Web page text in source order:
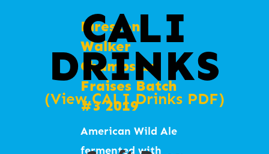
CALI
DRINKS
(View CALI Drinks PDF)
Gulp 꿀꺽 라거
4.5% IBU 18
American Lager
#Light #Refreshing
#Drinkable
#KIBA2023silverme
Cardamom &
Pear Jun
Kombucha 카
다멈&배 콤부차
스파클링티
*특성상 발효 중 1%미
만의 알코올이 생성 될
Jameson Irish
Whiskey
5.0/100
Tokki Soju
Black
Firestone
Walker
Champs de
Fraises Batch
#3 2019
American Wild Ale
fermented with